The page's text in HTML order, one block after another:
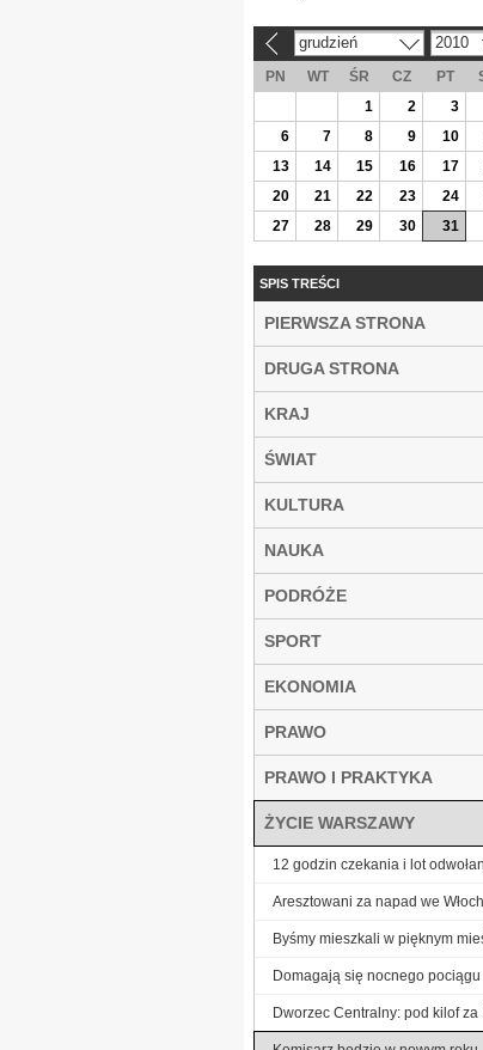
grudzień 2010
PN WT ŚR CZ PT
1
2 3
6
7 8 9 10
13
14 15 16 17
20
21 22 23 24
27
28 29 30 31
SPIS TREŚCI
PIERWSZA STRONA
DRUGA STRONA
KRAJ
ŚWIAT
KULTURA
NAUKA
PODRÓŻE
SPORT
EKONOMIA
PRAWO
PRAWO I PRAKTYKA
ŻYCIE WARSZAWY
12 godzin czekania i lot
Aresztowani za napad we
Byśmy mieszkali w pięknym
Domagają się nocnego pociągu
Dworzec Centralny: pod kilof za